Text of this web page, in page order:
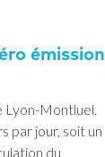
émission
Lyon-Montluel.
par jour, soit un
du